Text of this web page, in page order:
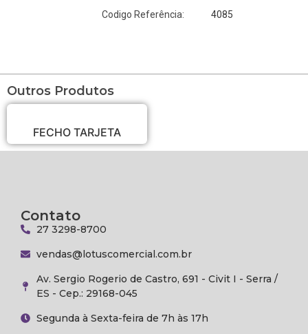
Codigo Referência: 4085
Outros Produtos
FECHO TARJETA
Contato
27 3298-8700
vendas@lotuscomercial.com.br
Av. Sergio Rogerio de Castro, 691 - Civit I - Serra /
ES - Cep.: 29168-045
Segunda à Sexta-feira de 7h às 17h